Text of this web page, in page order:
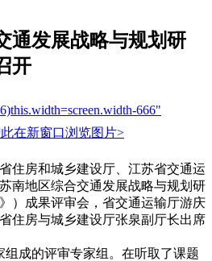
通发展战略与规划研
开
666"
此在新窗口浏览图片>
住房和城乡建设厅、江苏省交通运
南地区综合交通发展战略与规划研
）成果评审会，省交通运输厅游庆
住房与城乡建设厅张泉副厅长出席
成的评审专家组。在听取了课题